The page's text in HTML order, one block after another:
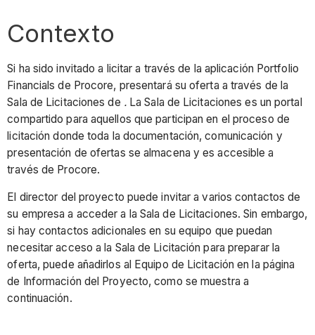
Contexto
Si ha sido invitado a licitar a través de la aplicación Portfolio
Financials de Procore, presentará su oferta a través de la
Sala de Licitaciones de . La Sala de Licitaciones es un portal
compartido para aquellos que participan en el proceso de
licitación donde toda la documentación, comunicación y
presentación de ofertas se almacena y es accesible a
través de Procore.
El director del proyecto puede invitar a varios contactos de
su empresa a acceder a la Sala de Licitaciones. Sin embargo,
si hay contactos adicionales en su equipo que puedan
necesitar acceso a la Sala de Licitación para preparar la
oferta, puede añadirlos al Equipo de Licitación en la página
de Información del Proyecto, como se muestra a
continuación.